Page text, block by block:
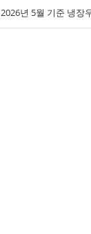
2026년 5월 기준 냉장